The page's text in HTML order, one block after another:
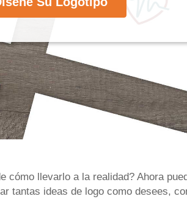
cómo llevarlo a la realidad? Ahora
tantas ideas de logo como desees,